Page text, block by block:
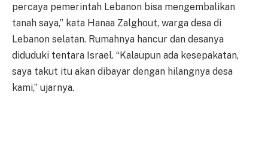
percaya pemerintah Lebanon bisa mengembalikan
tanah saya,” kata Hanaa Zalghout, warga desa di
Lebanon selatan. Rumahnya hancur dan desanya
diduduki tentara Israel. “Kalaupun ada kesepakatan,
saya takut itu akan dibayar dengan hilangnya desa
kami,” ujarnya.